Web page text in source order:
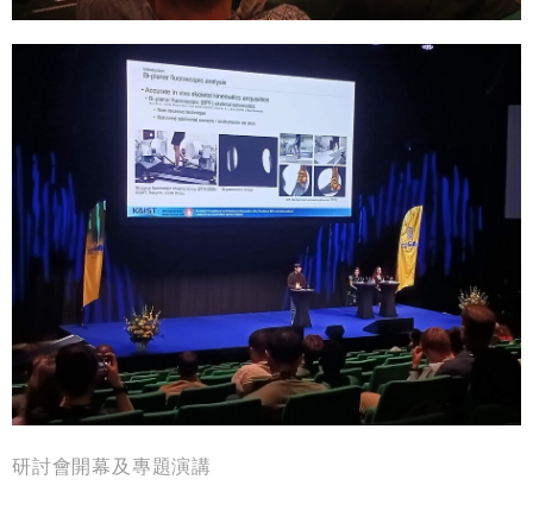
研討會開幕及專題演講